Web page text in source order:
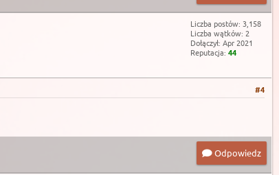
Liczba postów: 3,158
Liczba wątków: 2
Dołączył: Apr 2021
Reputacja: 44
#4
Odpowiedz